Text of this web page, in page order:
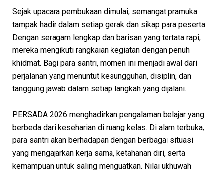
Sejak upacara pembukaan dimulai, semangat pramuka
tampak hadir dalam setiap gerak dan sikap para peserta.
Dengan seragam lengkap dan barisan yang tertata rapi,
mereka mengikuti rangkaian kegiatan dengan penuh
khidmat. Bagi para santri, momen ini menjadi awal dari
perjalanan yang menuntut kesungguhan, disiplin, dan
tanggung jawab dalam setiap langkah yang dijalani.
PERSADA 2026 menghadirkan pengalaman belajar yang
berbeda dari keseharian di ruang kelas. Di alam terbuka,
para santri akan berhadapan dengan berbagai situasi
yang mengajarkan kerja sama, ketahanan diri, serta
kemampuan untuk saling menguatkan. Nilai ukhuwah